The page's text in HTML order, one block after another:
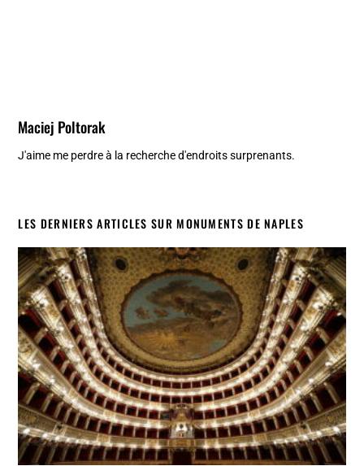
Maciej Poltorak
J'aime me perdre à la recherche d'endroits surprenants.
LES DERNIERS ARTICLES SUR MONUMENTS DE NAPLES